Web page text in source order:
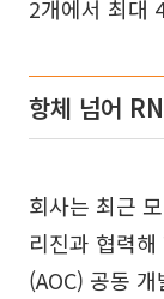
2개에서 최대
항체 넘어
회사는 최근
리진과 협력
(AOC) 공동